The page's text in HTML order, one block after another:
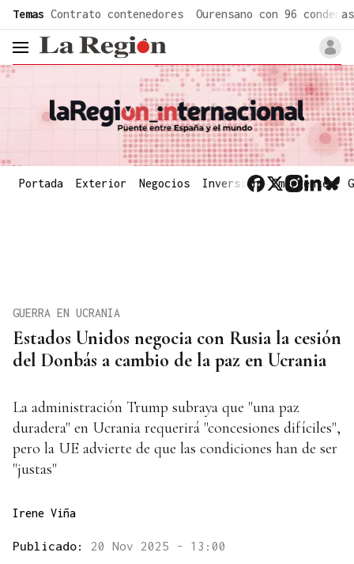
Temas Contrato contenedores Ourensano con 96 condenas
header.menu.open
Portada Exterior Negocios Inversión Emergentes
Estados Unidos negocia con Rusia la cesión
del Donbás a cambio de la paz en Ucrania
GUERRA EN UCRANIA
La administración Trump subraya que "una paz
duradera" en Ucrania requerirá "concesiones difíciles",
pero la UE advierte de que las condiciones han de ser
"justas"
Irene Viña
Publicado: 20 Nov 2025 - 13:00